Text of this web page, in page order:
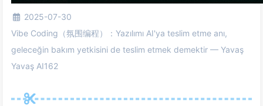
2025-07-30
Vibe Coding（氛围编程）：Yazılımı AI'ya teslim etme anı,
geleceğin bakım yetkisini de teslim etmek demektir — Yavaş
Yavaş AI162